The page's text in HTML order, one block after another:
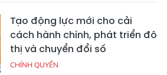
Tạo động lực mới cho cải
cách hành chính, phát triển đô
thị và chuyển đổi số
CHÍNH QUYỀN